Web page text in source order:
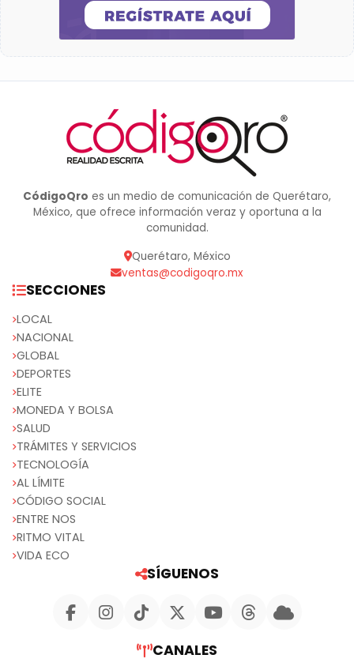
CódigoQro es un medio de comunicación de Querétaro,
México, que ofrece información veraz y oportuna a la
comunidad.
Querétaro, México
ventas@codigoqro.mx
SECCIONES
LOCAL
NACIONAL
GLOBAL
DEPORTES
ELITE
MONEDA Y BOLSA
SALUD
TRÁMITES Y SERVICIOS
TECNOLOGÍA
AL LÍMITE
CÓDIGO SOCIAL
ENTRE NOS
RITMO VITAL
VIDA ECO
SÍGUENOS
CANALES